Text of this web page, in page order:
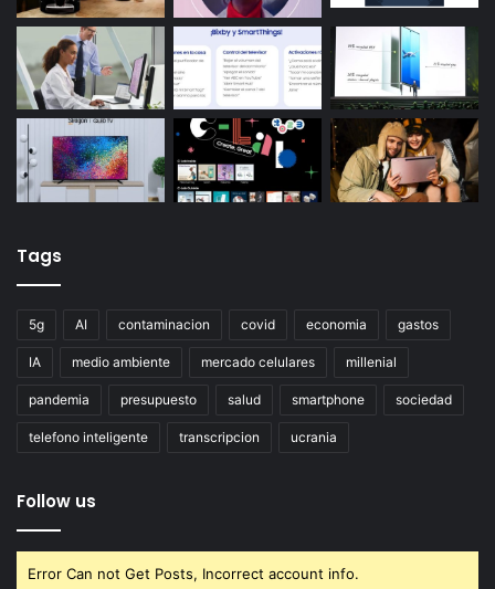
Tags
5g AI contaminacion covid economia gastos
IA medio ambiente mercado celulares millenial
pandemia presupuesto salud smartphone sociedad
telefono inteligente transcripcion ucrania
Follow us
Error Can not Get Posts, Incorrect account info.